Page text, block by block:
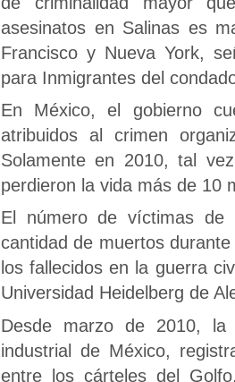
asesinatos en Salinas es
Francisco y Nueva York,
para Inmigrantes del
En México, el gobierno
atribuidos al crimen
Solamente en 2010, tal
perdieron la vida más de 10
El número de víctimas
cantidad de muertos
los fallecidos en la guerra
Universidad Heidelberg de
Desde marzo de 2010, la
industrial de México,
entre los cárteles del